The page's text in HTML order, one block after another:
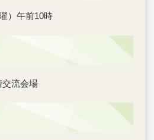
）午前10時
交流会場